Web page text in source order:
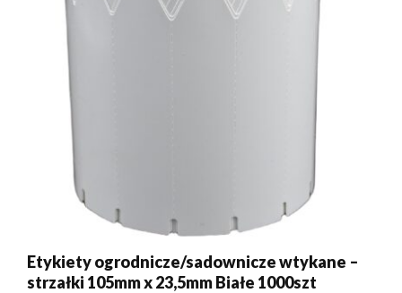
Etykiety ogrodnicze/sadownicze wtykane –
strzałki 105mm x 23,5mm Białe 1000szt